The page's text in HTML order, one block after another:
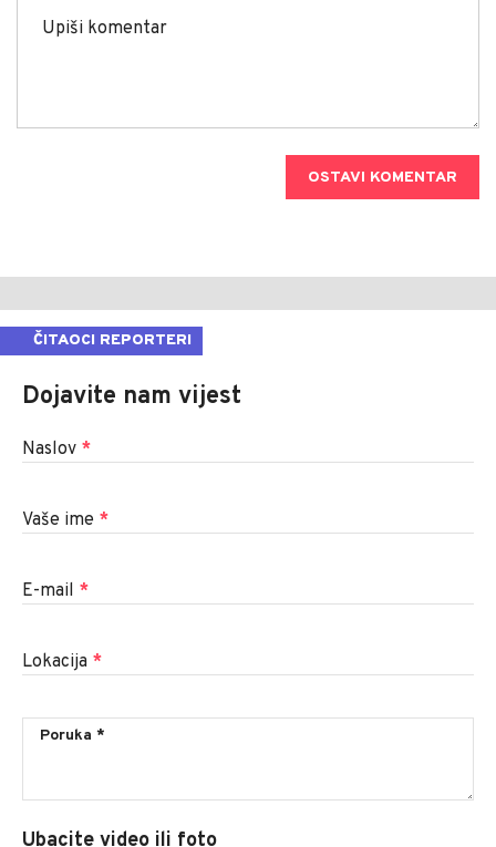
OSTAVI KOMENTAR
ČITAOCI REPORTERI
Dojavite nam vijest
Naslov *
Vaše ime *
E-mail *
Lokacija *
Ubacite video ili foto